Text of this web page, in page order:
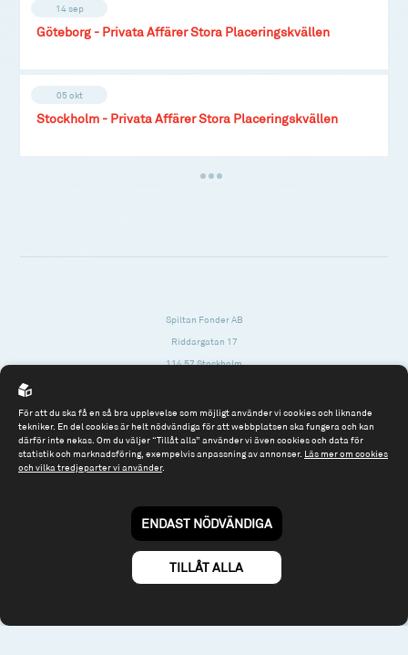
14 sep
Göteborg - Privata Affärer Stora Placeringskvällen
05 okt
Stockholm - Privata Affärer Stora Placeringskvällen
Spiltan Fonder AB
Riddargatan 17
114 57 Stockholm
Tel: 08 - 545 813 40
fonder@spiltanfonder.se
Till spiltan.se
© 2026 - Spiltan Fonder AB
By Sphinxly
För att du ska få en så bra upplevelse som möjligt använder vi cookies och liknande
tekniker. En del cookies är helt nödvändiga för att webbplatsen ska fungera och kan
därför inte nekas. Om du väljer “Tillåt alla” använder vi även cookies och data för
statistik och marknadsföring, exempelvis anpassning av annonser. Läs mer om cookies
och vilka tredjeparter vi använder.
ENDAST NÖDVÄNDIGA
TILLÅT ALLA